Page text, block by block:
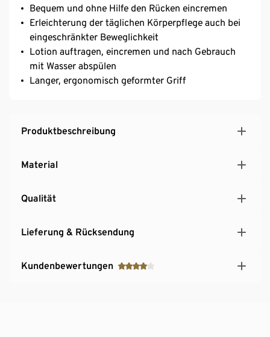
Bequem und ohne Hilfe den Rücken eincremen
Erleichterung der täglichen Körperpflege auch bei
eingeschränkter Beweglichkeit
Lotion auftragen, eincremen und nach Gebrauch
mit Wasser abspülen
Langer, ergonomisch geformter Griff
Produktbeschreibung
Material
Qualität
Lieferung & Rücksendung
Kundenbewertungen